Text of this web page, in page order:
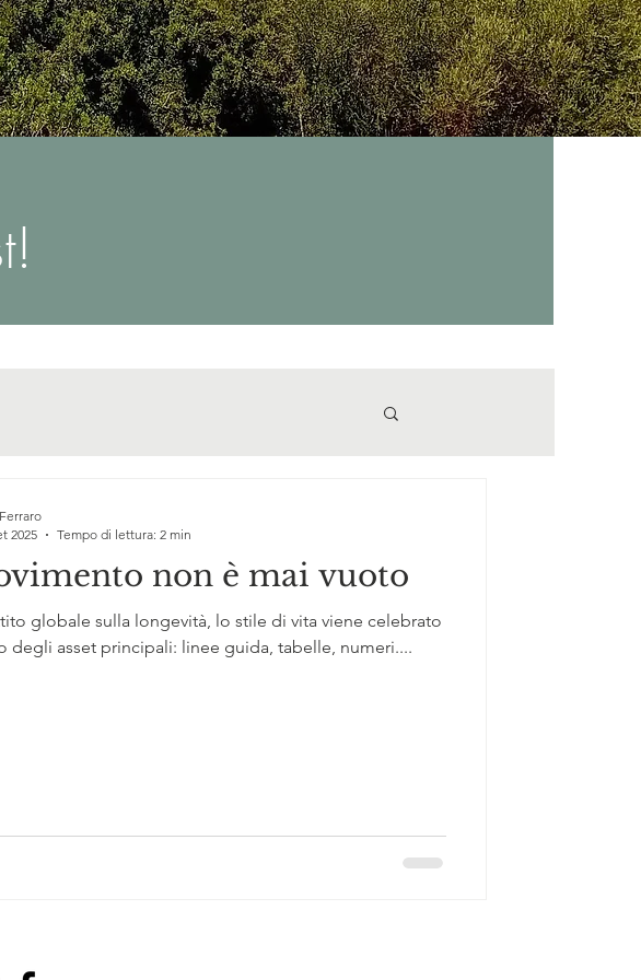
non è mai vuoto
globale sulla longevità, lo stile di vita viene celebrato
degli asset principali: linee guida, tabelle, numeri....
2025
Tempo di lettura: 2 min